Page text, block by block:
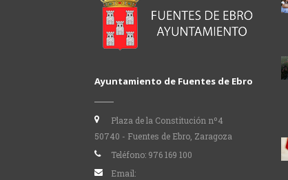
Ayuntamiento de Fuentes de Ebro
Plaza de la Constitución nº4
50740 - Fuentes de Ebro, Zaragoza
Teléfono: 976 169 100
Email: